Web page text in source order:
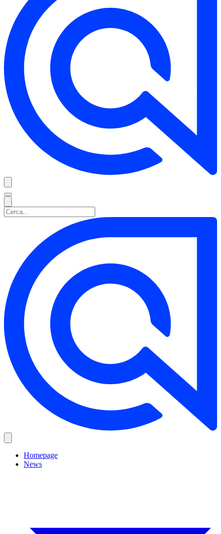
Homepage
News